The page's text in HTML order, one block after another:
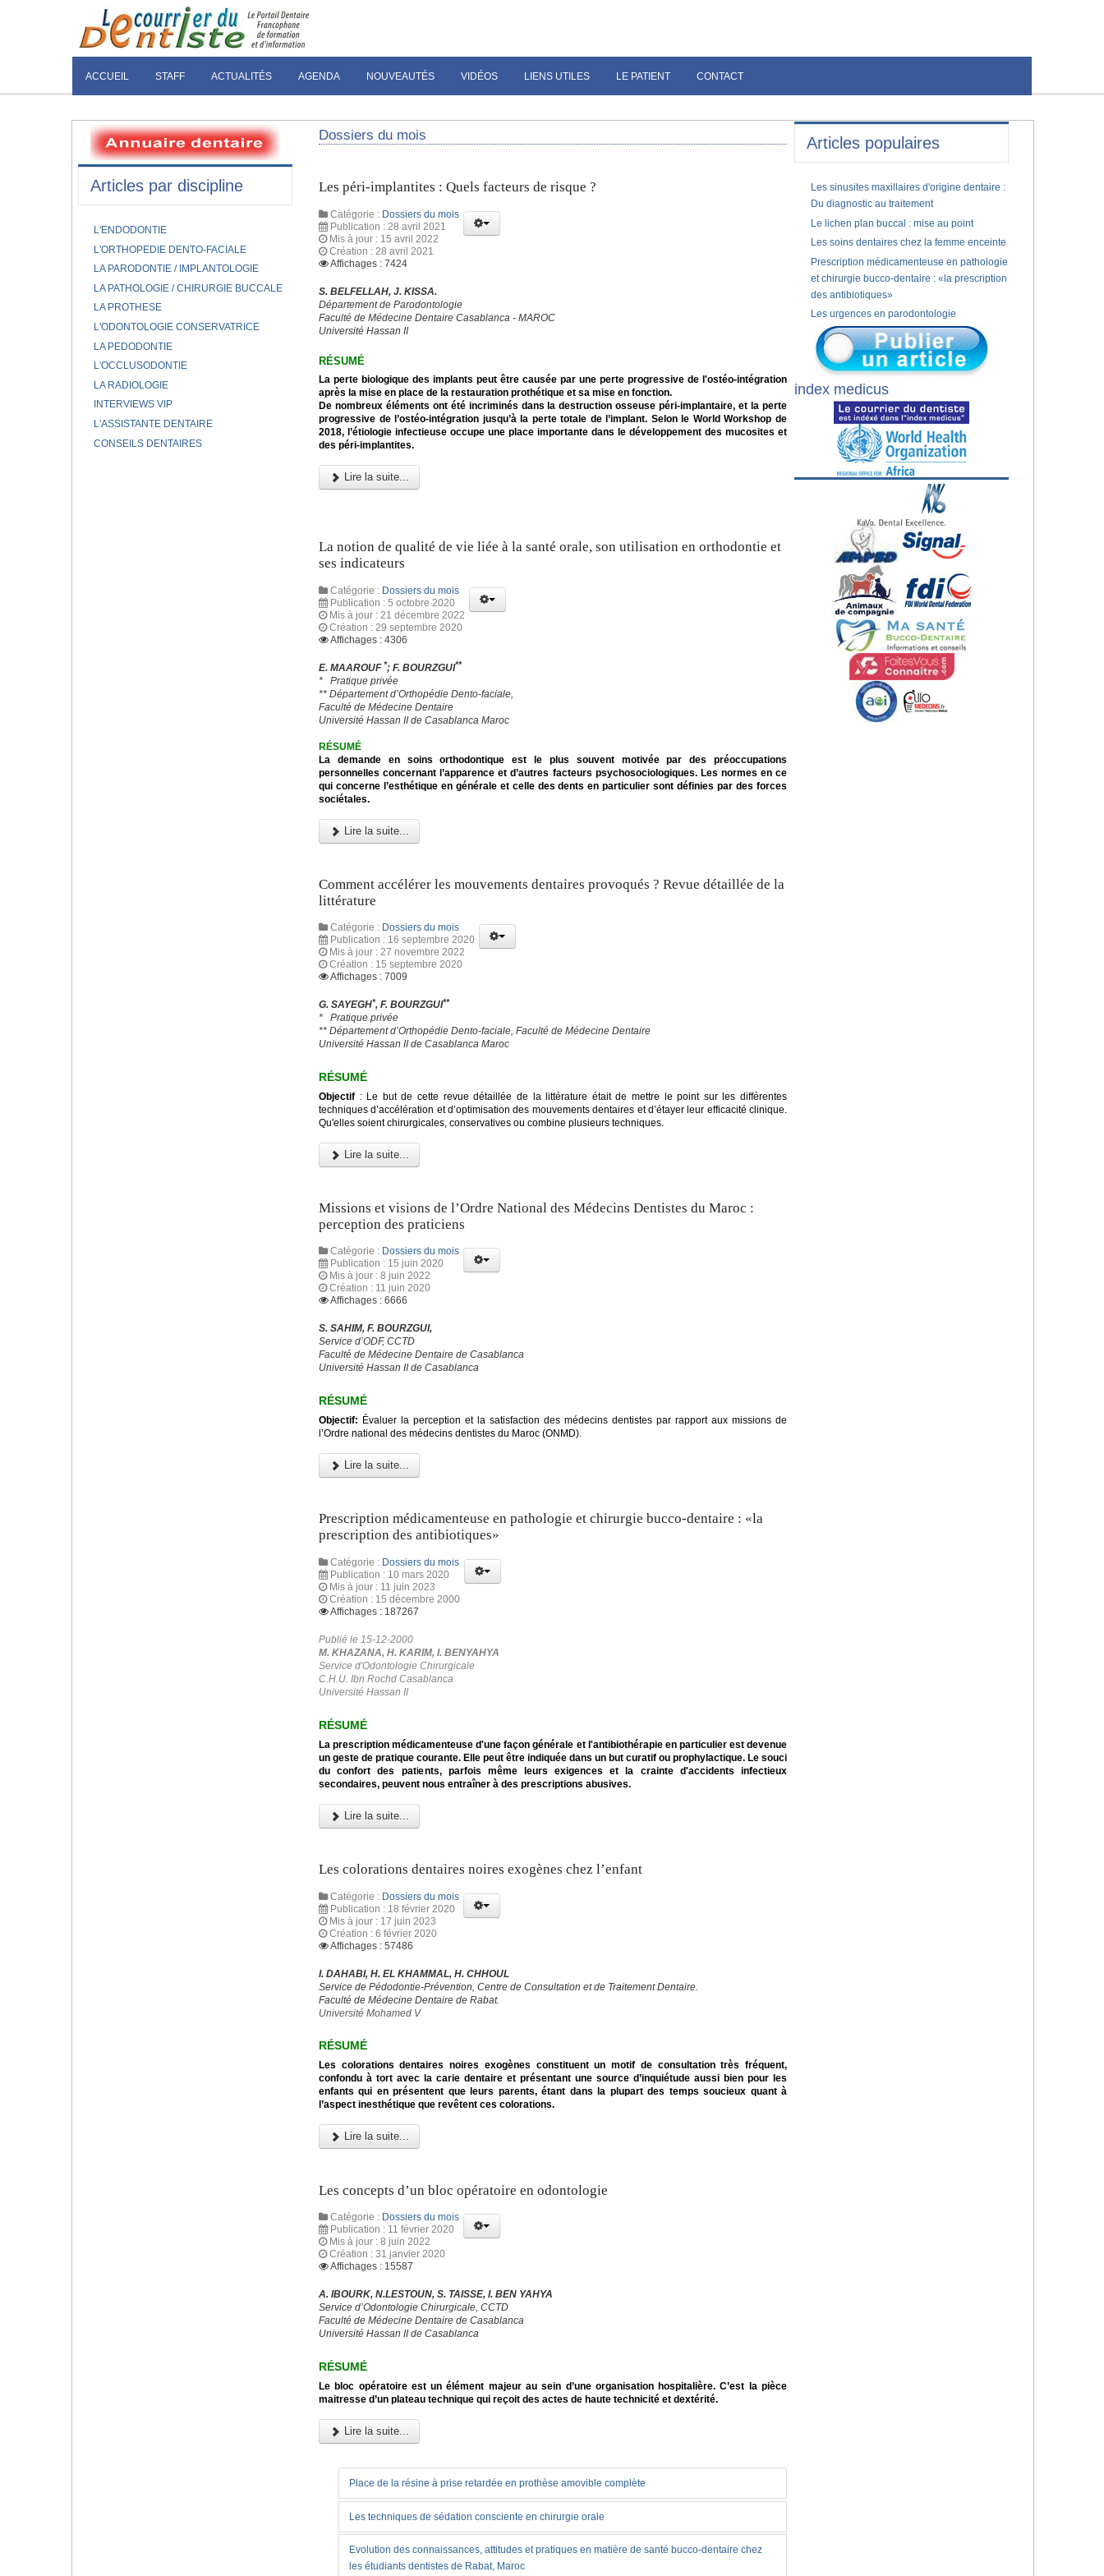
ACCUEIL STAFF ACTUALITÉS AGENDA NOUVEAUTÉS VIDÉOS LIENS UTILES LE PATIENT CONTACT
Dossiers du mois
Les péri-implantites : Quels facteurs de risque ?
Catégorie : Dossiers du mois
Publication : 28 avril 2021
Mis à jour : 15 avril 2022
Création : 28 avril 2021
Affichages : 7424
S. BELFELLAH, J. KISSA.
Département de Parodontologie
Faculté de Médecine Dentaire Casablanca - MAROC
Université Hassan II
RÉSUMÉ
La perte biologique des implants peut être causée par une perte progressive de l'ostéo-intégration
après la mise en place de la restauration prothétique et sa mise en fonction.
De nombreux éléments ont été incriminés dans la destruction osseuse péri-implantaire, et la perte
progressive de l’ostéo-intégration jusqu’à la perte totale de l’implant. Selon le World Workshop de
2018, l’étiologie infectieuse occupe une place importante dans le développement des mucosites et
des péri-implantites.
Lire la suite...
La notion de qualité de vie liée à la santé orale, son utilisation en orthodontie et
ses indicateurs
Catégorie : Dossiers du mois
Publication : 5 octobre 2020
Mis à jour : 21 décembre 2022
Création : 29 septembre 2020
Affichages : 4306
E. MAAROUF*; F. BOURZGUI**
* Pratique privée
** Département d’Orthopédie Dento-faciale,
Faculté de Médecine Dentaire
Université Hassan II de Casablanca Maroc
RÉSUMÉ
La demande en soins orthodontique est le plus souvent motivée par des préoccupations
personnelles concernant l’apparence et d’autres facteurs psychosociologiques. Les normes en ce
qui concerne l’esthétique en générale et celle des dents en particulier sont définies par des forces
sociétales.
Lire la suite...
Comment accélérer les mouvements dentaires provoqués ? Revue détaillée de la
littérature
Catégorie : Dossiers du mois
Publication : 16 septembre 2020
Mis à jour : 27 novembre 2022
Création : 15 septembre 2020
Affichages : 7009
G. SAYEGH*, F. BOURZGUI**
*
Pratique privée
** Département d’Orthopédie Dento-faciale, Faculté de Médecine Dentaire
Université Hassan II de Casablanca Maroc
RÉSUMÉ
Objectif : Le but de cette revue détaillée de la littérature était de mettre le point sur les différentes
techniques d’accélération et d’optimisation des mouvements dentaires et d’étayer leur efficacité clinique.
Qu'elles soient chirurgicales, conservatives ou combine plusieurs techniques.
Lire la suite...
Missions et visions de l’Ordre National des Médecins Dentistes du Maroc :
perception des praticiens
Catégorie : Dossiers du mois
Publication : 15 juin 2020
Mis à jour : 8 juin 2022
Création : 11 juin 2020
Affichages : 6666
S. SAHIM, F. BOURZGUI,
Service d’ODF, CCTD
Faculté de Médecine Dentaire de Casablanca
Université Hassan II de Casablanca
RÉSUMÉ
Objectif: Évaluer la perception et la satisfaction des médecins dentistes par rapport aux missions de
l’Ordre national des médecins dentistes du Maroc (ONMD).
Lire la suite...
Prescription médicamenteuse en pathologie et chirurgie bucco-dentaire : «la
prescription des antibiotiques»
Catégorie : Dossiers du mois
Publication : 10 mars 2020
Mis à jour : 11 juin 2023
Création : 15 décembre 2000
Affichages : 187267
Publié le 15-12-2000
M. KHAZANA, H. KARIM, I. BENYAHYA
Service d'Odontologie Chirurgicale
C.H.U. Ibn Rochd Casablanca
Université Hassan II
RÉSUMÉ
La prescription médicamenteuse d'une façon générale et l'antibiothérapie en particulier est devenue
un geste de pratique courante. Elle peut être indiquée dans un but curatif ou prophylactique. Le souci
du confort des patients, parfois même leurs exigences et la crainte d'accidents infectieux
secondaires, peuvent nous entraîner à des prescriptions abusives.
Lire la suite...
Les colorations dentaires noires exogènes chez l’enfant
Catégorie : Dossiers du mois
Publication : 18 février 2020
Mis à jour : 17 juin 2023
Création : 6 février 2020
Affichages : 57486
I. DAHABI, H. EL KHAMMAL, H. CHHOUL
Service de Pédodontie-Prévention, Centre de Consultation et de Traitement Dentaire.
Faculté de Médecine Dentaire de Rabat.
Université Mohamed V
RÉSUMÉ
Les colorations dentaires noires exogènes constituent un motif de consultation très fréquent,
confondu à tort avec la carie dentaire et présentant une source d’inquiétude aussi bien pour les
enfants qui en présentent que leurs parents, étant dans la plupart des temps soucieux quant à
l’aspect inesthétique que revêtent ces colorations.
Lire la suite...
Les concepts d’un bloc opératoire en odontologie
Catégorie : Dossiers du mois
Publication : 11 février 2020
Mis à jour : 8 juin 2022
Création : 31 janvier 2020
Affichages : 15587
A. IBOURK, N.LESTOUN, S. TAISSE, I. BEN YAHYA
Service d’Odontologie Chirurgicale, CCTD
Faculté de Médecine Dentaire de Casablanca
Université Hassan II de Casablanca
RÉSUMÉ
Le bloc opératoire est un élément majeur au sein d’une organisation hospitalière. C’est la pièce
maitresse d’un plateau technique qui reçoit des actes de haute technicité et dextérité.
Lire la suite...
Place de la résine à prise retardée en prothèse amovible complète
Les techniques de sédation consciente en chirurgie orale
Evolution des connaissances, attitudes et pratiques en matière de santé bucco-dentaire chez
les étudiants dentistes de Rabat, Maroc
Articles par discipline
L'ENDODONTIE
L'ORTHOPEDIE DENTO-FACIALE
LA PARODONTIE / IMPLANTOLOGIE
LA PATHOLOGIE / CHIRURGIE BUCCALE
LA PROTHESE
L'ODONTOLOGIE CONSERVATRICE
LA PEDODONTIE
L'OCCLUSODONTIE
LA RADIOLOGIE
INTERVIEWS VIP
L'ASSISTANTE DENTAIRE
CONSEILS DENTAIRES
Articles populaires
Les sinusites maxillaires d'origine dentaire :
Du diagnostic au traitement
Le lichen plan buccal : mise au point
Les soins dentaires chez la femme enceinte
Prescription médicamenteuse en pathologie
et chirurgie bucco-dentaire : «la prescription
des antibiotiques»
Les urgences en parodontologie
index medicus